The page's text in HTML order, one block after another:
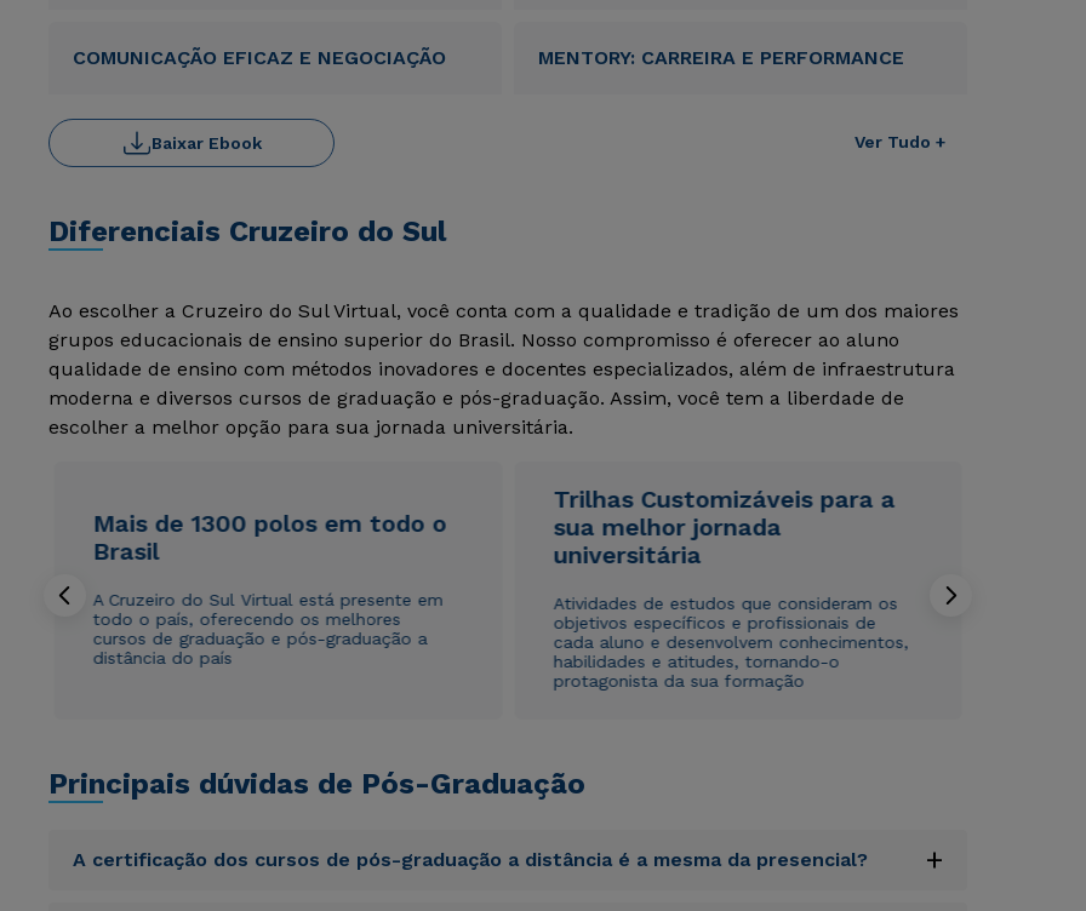
COMUNICAÇÃO EFICAZ E NEGOCIAÇÃO MENTORY: CARREIRA E PERFORMANCE
Ver Tudo +
Baixar Ebook
Diferenciais Cruzeiro do Sul
Ao escolher a Cruzeiro do Sul Virtual, você conta com a qualidade e tradição de um dos maiores
grupos educacionais de ensino superior do Brasil. Nosso compromisso é oferecer ao aluno
qualidade de ensino com métodos inovadores e docentes especializados, além de infraestrutura
moderna e diversos cursos de graduação e pós-graduação. Assim, você tem a liberdade de
escolher a melhor opção para sua jornada universitária.
Mais de 1300 polos em todo o
Brasil
A Cruzeiro do Sul Virtual está presente em
todo o país, oferecendo os melhores
cursos de graduação e pós-graduação a
distância do país
Trilhas Customizáveis para a
sua melhor jornada
universitária
Atividades de estudos que consideram os
objetivos específicos e profissionais de
cada aluno e desenvolvem conhecimentos,
habilidades e atitudes, tornando-o
protagonista da sua formação
Principais dúvidas de Pós-Graduação
A certificação dos cursos de pós-graduação a distância é a mesma da presencial? +
Rápido e fácil
Estou de acordo com aPolítica de Privacidade.
autorizo que meus dados sejam utilizados para o
envio de conteúdos da Cruzeiro do Sul.
Rápido e fácil
Estou de acordo com aPolítica de Privacidade.
autorizo que meus dados sejam utilizados para o
envio de conteúdos da Cruzeiro do Sul.